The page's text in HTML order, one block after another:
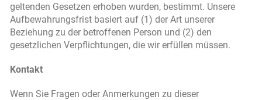
geltenden Gesetzen erhoben wurden, bestimmt. Unsere
Aufbewahrungsfrist basiert auf (1) der Art unserer
Beziehung zu der betroffenen Person und (2) den
gesetzlichen Verpflichtungen, die wir erfüllen müssen.
Kontakt
Wenn Sie Fragen oder Anmerkungen zu dieser